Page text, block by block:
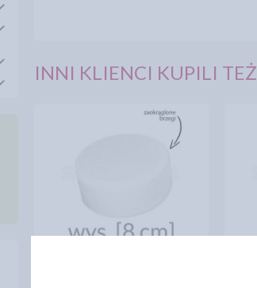
INNI KLIENCI KUPILI TEŻ